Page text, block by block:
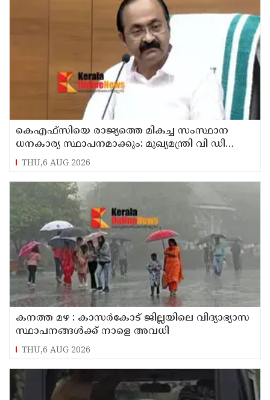
കെഎഫ്‌സിയെ രാജ്യത്തെ മികച്ച സംസ്ഥാന
ധനകാര്യ സ്ഥാപനമാക്കും: മുഖ്യമന്ത്രി വി ഡി
സതീശൻ
THU,6 AUG 2026
കനത്ത മഴ : കാസർകോട് ജില്ലയിലെ വിദ്യാഭ്യാസ
സ്ഥാപനങ്ങൾക്ക് നാളെ അവധി
THU,6 AUG 2026